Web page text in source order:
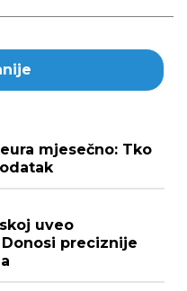
mjesečno: Tko
uveo
preciznije